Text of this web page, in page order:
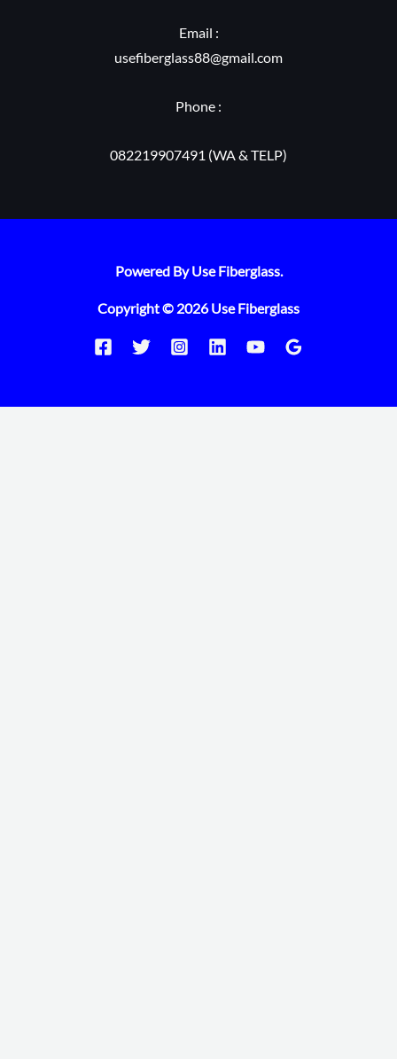
Email :
usefiberglass88@gmail.com
Phone :
082219907491 (WA & TELP)
Powered By Use Fiberglass.
Copyright © 2026 Use Fiberglass